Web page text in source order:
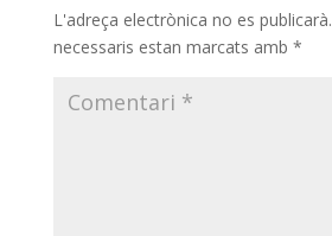
L'adreça electrònica no es publicarà.
necessaris estan marcats amb *